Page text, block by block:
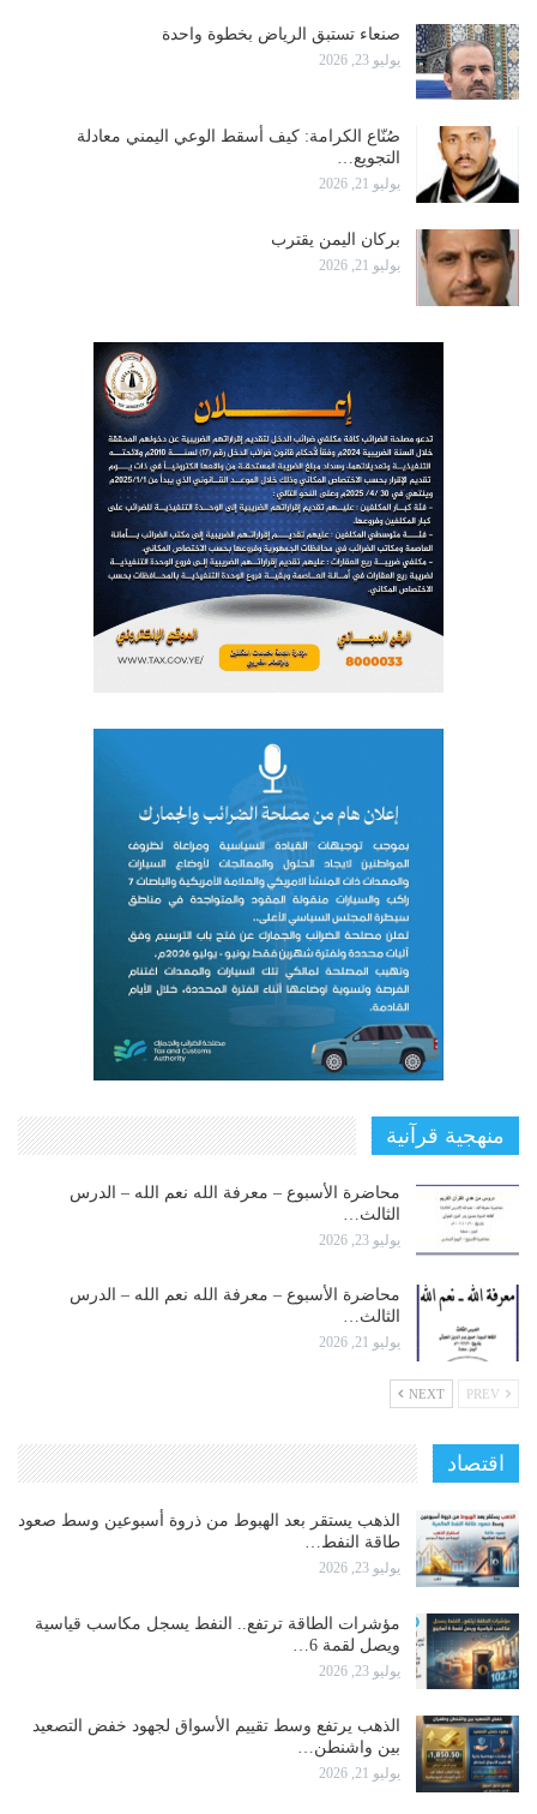
صنعاء تستبق الرياض بخطوة واحدة
يوليو 23, 2026
صُنّاع الكرامة: كيف أسقط الوعي اليمني معادلة
التجويع…
يوليو 21, 2026
بركان اليمن يقترب
يوليو 21, 2026
منهجية قرآنية
محاضرة الأسبوع – معرفة الله نعم الله – الدرس
الثالث…
يوليو 23, 2026
محاضرة الأسبوع – معرفة الله نعم الله – الدرس
الثالث…
يوليو 21, 2026
NEXT
اقتصاد
الذهب يستقر بعد الهبوط من ذروة أسبوعين وسط صعود
طاقة النفط…
يوليو 23, 2026
مؤشرات الطاقة ترتفع.. النفط يسجل مكاسب قياسية
ويصل لقمة 6…
يوليو 23, 2026
الذهب يرتفع وسط تقييم الأسواق لجهود خفض التصعيد
بين واشنطن…
يوليو 21, 2026